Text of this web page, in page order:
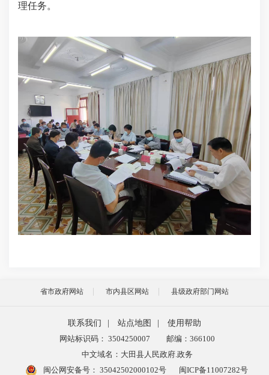
理任务。
省市政府网站 市内县区网站 县级政府部门网站
联系我们 站点地图
使用帮助
网站标识码： 3504250007
邮编：366100
中文域名：大田县人民政府.政务
闽公网安备号： 35042502000102号 闽ICP备11007282号